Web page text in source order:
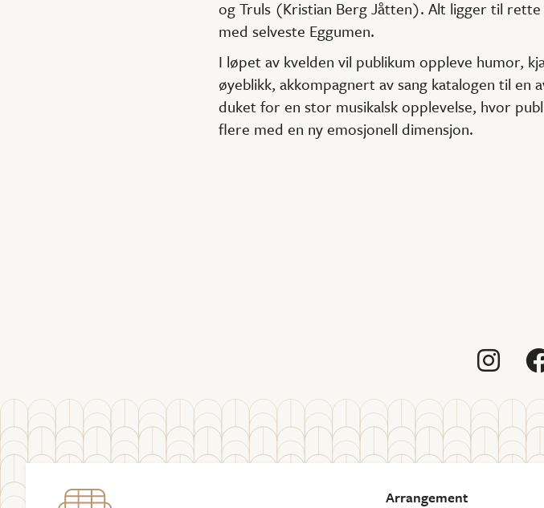
og Truls (Kristian Berg Jåtten). Alt ligger til
med selveste Eggumen.
I løpet av kvelden vil publikum oppleve humor,
øyeblikk, akkompagnert av sang katalogen til
duket for en stor musikalsk opplevelse, hvor
flere med en ny emosjonell dimensjon.

Arrangement